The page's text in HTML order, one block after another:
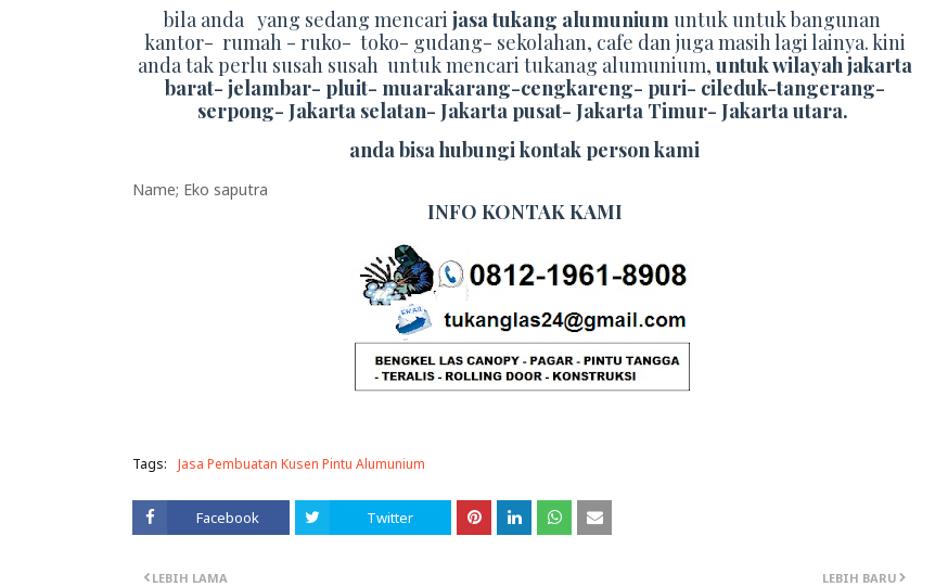
bila anda yang sedang mencari jasa tukang alumuniumuntuk untuk bangunan
kantor- rumah - ruko- toko- gudang- sekolahan, cafe dan juga masih lagi lainya. kini
anda tak perlu susah susah untuk mencari tukanag alumunium, untuk wilayah jakarta
barat- jelambar- pluit- muarakarang-cengkareng- puri- cileduk-tangerang-
serpong- Jakarta selatan- Jakarta pusat- Jakarta Timur- Jakarta utara.
anda bisa hubungi kontak person kami
Name; Eko saputra
INFO KONTAK KAMI
Tags: Jasa Pembuatan Kusen Pintu Alumunium
Facebook Twitter
LEBIH BARU
LEBIH LAMA